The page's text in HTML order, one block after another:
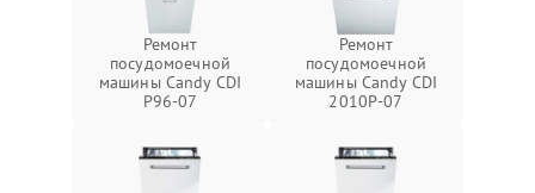
Ремонт
посудомоечной
машины Candy CDI
P96-07
Ремонт
посудомоечной
машины Candy CDI
2010P-07